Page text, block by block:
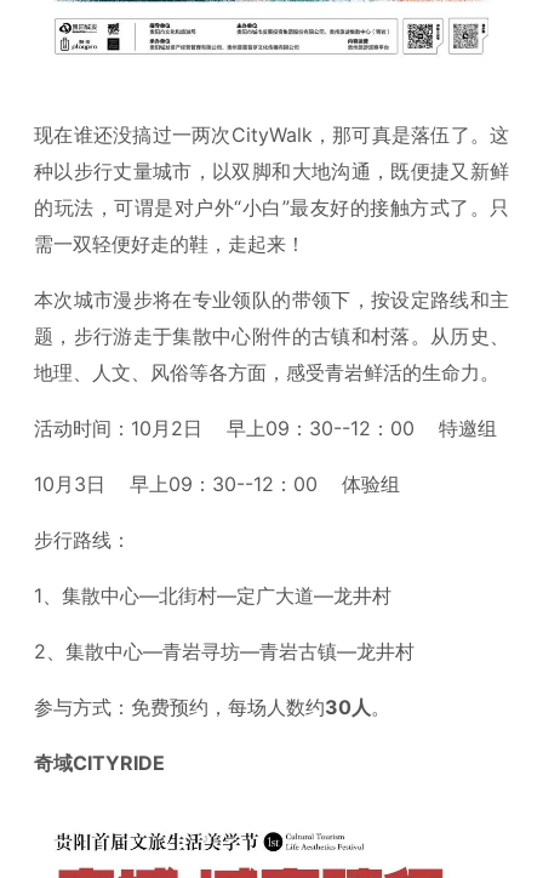
现在谁还没搞过一两次CityWalk，那可真是落伍了。这
种以步行丈量城市，以双脚和大地沟通，既便捷又新鲜
的玩法，可谓是对户外“小白”最友好的接触方式了。只
需一双轻便好走的鞋，走起来！
本次城市漫步将在专业领队的带领下，按设定路线和主
题，步行游走于集散中心附件的古镇和村落。从历史、
地理、人文、风俗等各方面，感受青岩鲜活的生命力。
活动时间：10月2日 早上09：30--12：00 特邀组
10月3日 早上09：30--12：00 体验组
步行路线：
1、集散中心—北街村—定广大道—龙井村
2、集散中心—青岩寻坊—青岩古镇—龙井村
参与方式：免费预约，每场人数约30人。
奇域CITYRIDE